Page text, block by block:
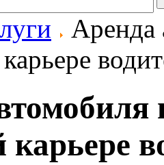
Аренда